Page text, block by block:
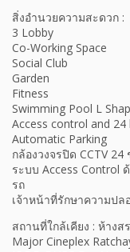
สิ่งอำนวยความสะดวก :
3 Lobby
Co-Working Space
Social Club
Garden
Fitness
Swimming Pool L
Access control and 24
Automatic Parking
กล้องวงจรปิด CCTV 24
ระบบ Access Control
รถ
เจ้าหน้าที่รักษาความปล
สถานที่ใกล้เคียง : ห้าง
Major Cineplex